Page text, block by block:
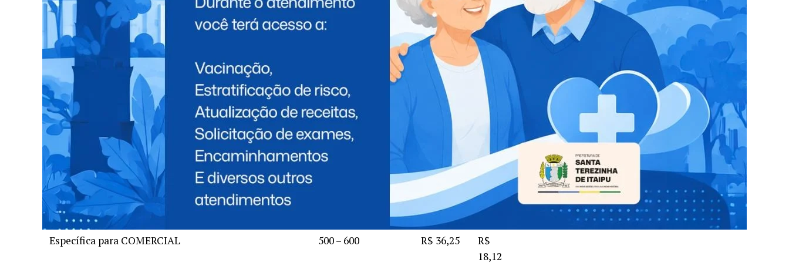
Todas as classes 120 – 200 R$21,90
R$
10,57
Todas as classes R$30,21
R$
15,10
Todas as Classes, exceto comercial > 500KWh 350 – 600 32,47
R$
15,85
Todas as Classes, exceto COMERCIAL >500KWh 600 – 1.000 R$17,37
Todas as Classes, exceto COMERCIAL >500KWh e
INDUSTRIAL >1.000KWh
R$38,52
R$
18,88
Específica para COMERCIAL 500 – 600 R$ 36,25
R$
18,12